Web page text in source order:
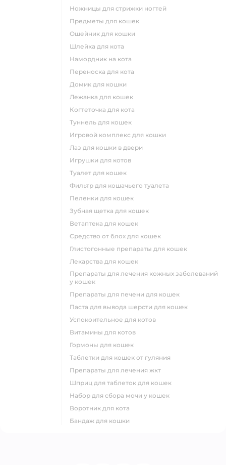
ножницы для стрижки ногтей
предметы для кошек
ошейник для кошки
шлейка для кота
намордник на кота
переноска для кота
домик для кошки
лежанка для кошек
когтеточка для кота
туннель для кошек
игровой комплекс для кошки
лаз для кошки в двери
игрушки для котов
туалет для кошек
фильтр для кошачьего туалета
пеленки для кошек
зубная щетка для кошек
ветаптека для кошек
средство от блох для кошек
глистогонные препараты для кошек
лекарства для кошек
препараты для лечения кожных заболеваний
у кошек
препараты для печени для кошек
паста для вывода шерсти для кошек
успокоительное для котов
витамины для котов
гормоны для кошек
таблетки для кошек от гуляния
препараты для лечения жкт
шприц для таблеток для кошек
набор для сбора мочи у кошек
воротник для кота
бандаж для кошки